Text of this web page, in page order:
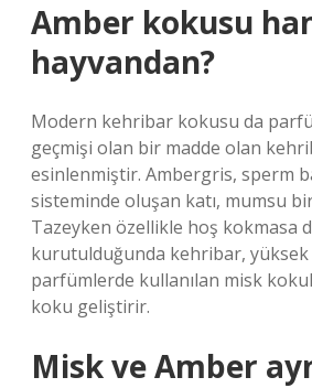
Amber kokusu
hayvandan?
Modern kehribar kokusu da
geçmişi olan bir madde olan
esinlenmiştir. Ambergris, sperm
sisteminde oluşan katı, mumsu
Tazeyken özellikle hoş kokmasa
kurutulduğunda kehribar,
parfümlerde kullanılan misk
koku geliştirir.
Misk ve Amber